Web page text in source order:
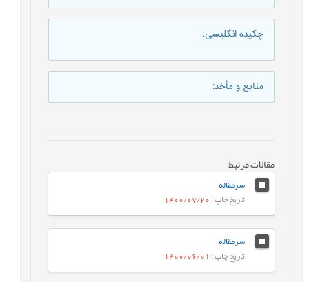
چکیده انگلیسی:
منابع و مأخذ:
مقالات مرتبط
سرمقاله
تاریخ چاپ: 1400/07/20
سرمقاله
تاریخ چاپ: 1400/06/01